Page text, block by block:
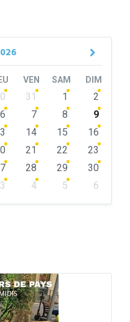
VEN SAM DIM
31 1
2
6 7 8
9
14 15
16
21 22
23
28 29
30
3 4 5
6